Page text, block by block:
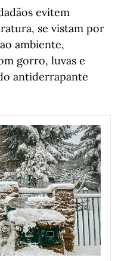
evitem
se vistam por
ambiente,
gorro, luvas e
antiderrapante